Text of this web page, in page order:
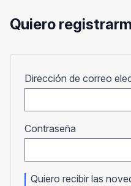
Quiero
Dirección de correo
Contraseña
Quiero recibir las